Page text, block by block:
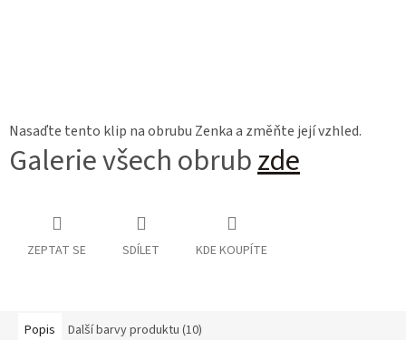
Nasaďte tento klip na obrubu Zenka a změňte její vzhled.
Galerie všech obrubzde
ZEPTAT SE SDÍLET KDE KOUPÍTE
Popis Další barvy produktu (10)